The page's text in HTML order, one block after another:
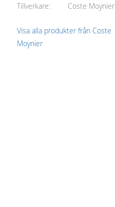
Tillverkare
Coste Moynier
Visa alla produkter från Coste
Moynier